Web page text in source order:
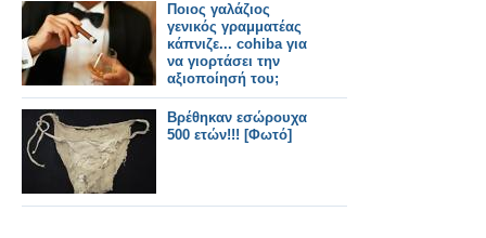
Ποιος γαλάζιος
γενικός γραμματέας
κάπνιζε... cohiba για
να γιορτάσει την
αξιοποίησή του;
Βρέθηκαν εσώρουχα
500 ετών!!! [Φωτό]